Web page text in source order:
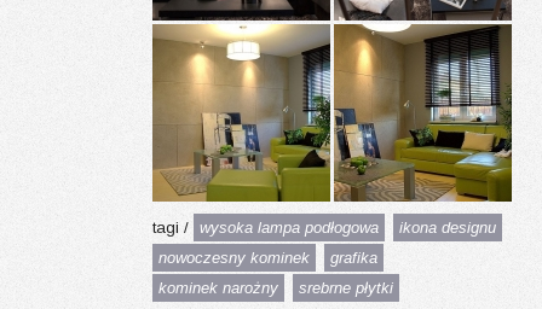
tagi / wysoka lampa podłogowa
ikona designu
nowoczesny kominek
grafika
kominek narożny
srebrne płytki